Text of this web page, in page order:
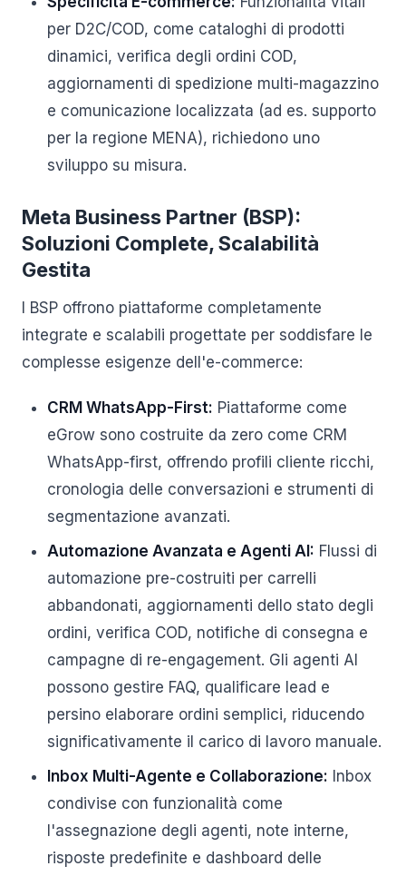
per D2C/COD, come cataloghi di prodotti
dinamici, verifica degli ordini COD,
aggiornamenti di spedizione multi-magazzino
e comunicazione localizzata (ad es. supporto
per la regione MENA), richiedono uno
sviluppo su misura.
Meta Business Partner (BSP):
Soluzioni Complete, Scalabilità
Gestita
I BSP offrono piattaforme completamente
integrate e scalabili progettate per soddisfare le
complesse esigenze dell'e-commerce:
CRM WhatsApp-First: Piattaforme come
eGrow sono costruite da zero come CRM
WhatsApp-first, offrendo profili cliente ricchi,
cronologia delle conversazioni e strumenti di
segmentazione avanzati.
Automazione Avanzata e Agenti AI: Flussi di
automazione pre-costruiti per carrelli
abbandonati, aggiornamenti dello stato degli
ordini, verifica COD, notifiche di consegna e
campagne di re-engagement. Gli agenti AI
possono gestire FAQ, qualificare lead e
persino elaborare ordini semplici, riducendo
significativamente il carico di lavoro manuale.
Inbox Multi-Agente e Collaborazione: Inbox
condivise con funzionalità come
l'assegnazione degli agenti, note interne,
risposte predefinite e dashboard delle